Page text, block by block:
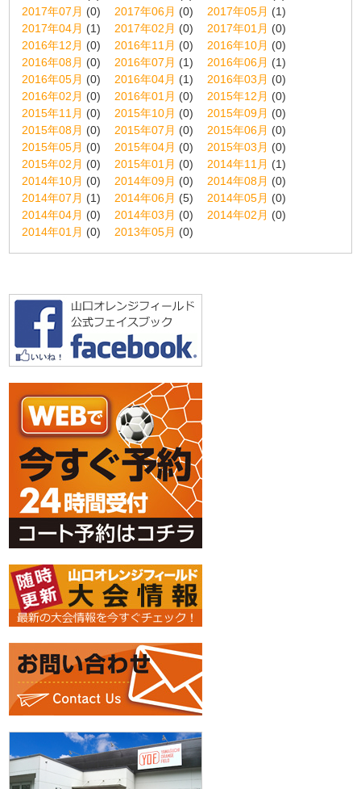
2017年07月 (0) 2017年06月 (0) 2017年05月 (1)
2017年04月 (1) 2017年02月 (0) 2017年01月 (0)
2016年12月 (0) 2016年11月 (0) 2016年10月 (0)
2016年08月 (0) 2016年07月 (1) 2016年06月 (1)
2016年05月 (0) 2016年04月 (1) 2016年03月 (0)
2016年02月 (0) 2016年01月 (0) 2015年12月 (0)
2015年11月 (0) 2015年10月 (0) 2015年09月 (0)
2015年08月 (0) 2015年07月 (0) 2015年06月 (0)
2015年05月 (0) 2015年04月 (0) 2015年03月 (0)
2015年02月 (0) 2015年01月 (0) 2014年11月 (1)
2014年10月 (0) 2014年09月 (0) 2014年08月 (0)
2014年07月 (1) 2014年06月 (5) 2014年05月 (0)
2014年04月 (0) 2014年03月 (0) 2014年02月 (0)
2014年01月 (0) 2013年05月 (0)